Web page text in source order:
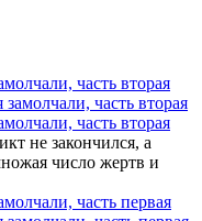
часть вторая
часть вторая
не закончился, а
число жертв и
часть первая